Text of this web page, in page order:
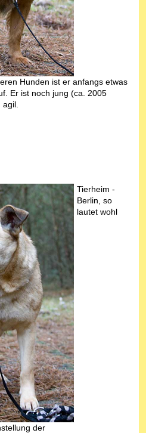
Hunden ist er anfangs etwas
Er ist noch jung (ca. 2005
Tierheim -
Berlin, so
lautet wohl
der